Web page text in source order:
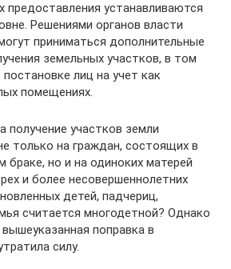
предоставления устанавливаются
Решениями органов власти
приниматься дополнительные
земельных участков, в том
лиц на учет как
помещениях.
получение участков земли
только на граждан, состоящих в
браке, но и на одиноких матерей
и более несовершеннолетних
детей, падчериц,
считается многодетной? Однако
поправка в
силу.